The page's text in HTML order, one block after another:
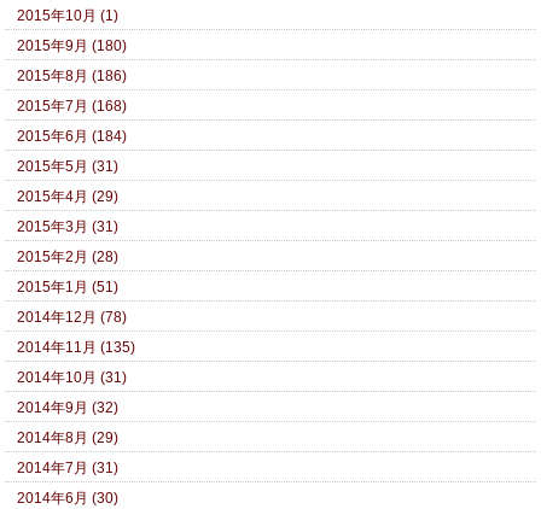
2015年10月 (1)
2015年9月 (180)
2015年8月 (186)
2015年7月 (168)
2015年6月 (184)
2015年5月 (31)
2015年4月 (29)
2015年3月 (31)
2015年2月 (28)
2015年1月 (51)
2014年12月 (78)
2014年11月 (135)
2014年10月 (31)
2014年9月 (32)
2014年8月 (29)
2014年7月 (31)
2014年6月 (30)